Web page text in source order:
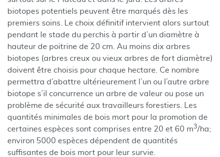
biotopes potentiels peuvent être marqués dès les
premiers soins. Le choix définitif intervient alors surtout
pendant le stade du perchis à partir d’un diamètre à
hauteur de poitrine de 20 cm. Au moins dix arbres
biotopes (arbres creux ou vieux arbres de fort diamètre)
doivent être choisis pour chaque hectare. Ce nombre
permettra d’abattre ultérieurement l’un ou l’autre arbre
biotope s’il concurrence un arbre de valeur ou pose un
problème de sécurité aux travailleurs forestiers. Les
quantités minimales de bois mort pour la promotion de
certaines espèces sont comprises entre 20 et 60 m3/ha;
environ 5000 espèces dépendent de quantités
suffisantes de bois mort pour leur survie.